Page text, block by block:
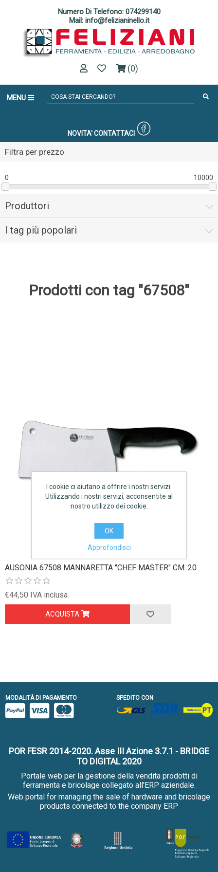
Numero Di Telefono: 074299140
Mail: info@felizianinello.it
(0)
MENU
NOVITA' CONTATTACI
Filtra per prezzo
0 10000
Produttori
I tag più popolari
Prodotti con tag "67508"
AUSONIA 67508 MANNARETTA "CHEF MASTER" CM. 20
€44,50 IVA inclusa
ACQUISTA
MODALITÀ DI PAGAMENTO SPEDITO CON
POR FESR 2014-2020. Asse III Azione 3.7.1 - BRIDGE
TO DIGITAL 2020
Portale web per la gestione della vendita prodotti di
ferramenta e bricolage collegato all'ERP aziendale.
Web portal for managing the sale of hardware and bricolage
products connected to the company ERP
I cookie ci aiutano a offrire i nostri servizi.
Utilizzando i nostri servizi, acconsentite al
nostro utilizzo dei cookie.
OK
Approfondisci